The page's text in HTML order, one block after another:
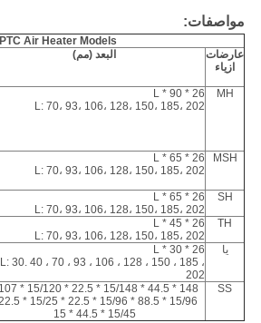
مواصفات:
PTC Air Heater Models
عارضات
ازياء
البعد (مم)
MH
26 * 90 * L
L: 70، 93، 106، 128، 150، 185، 202
MSH
26 * 65 * L
L: 70، 93، 106، 128، 150، 185، 202
SH
26 * 65 * L
L: 70، 93، 106، 128، 150، 185، 202
TH
26 * 45 * L
L: 70، 93، 106، 128، 150، 185، 202
يا
26 * 30 * L
L: 30. 40 ، 70 ، 93 ، 106 ، 128 ، 150 ، 185 ،
202
SS
15/45 * 44.5 * 15